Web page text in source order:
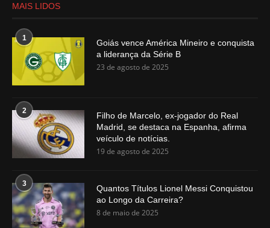
MAIS LIDOS
1
Goiás vence América Mineiro e conquista
a liderança da Série B
23 de agosto de 2025
2
Filho de Marcelo, ex-jogador do Real
Madrid, se destaca na Espanha, afirma
veículo de notícias.
19 de agosto de 2025
3
Quantos Títulos Lionel Messi Conquistou
ao Longo da Carreira?
8 de maio de 2025